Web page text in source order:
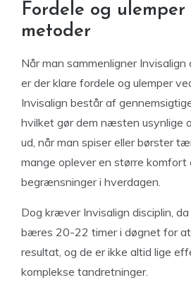
Fordele og
metoder
Når man sammenligner Invisalign
er der klare fordele og ulemper
Invisalign består af
hvilket gør dem næsten usynlige
ud, når man spiser eller børster
mange oplever en større
begrænsninger i hverdagen.
Dog kræver Invisalign disciplin,
bæres 20-22 timer i døgnet for
resultat, og de er ikke altid lige
komplekse tandretninger.